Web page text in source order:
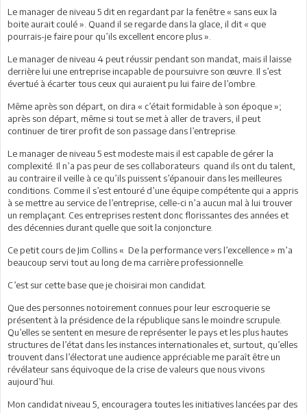
Le manager de niveau 5 dit en regardant par la fenêtre « sans eux la
boite aurait coulé ». Quand il se regarde dans la glace, il dit « que
pourrais-je faire pour qu’ils excellent encore plus ».
Le manager de niveau 4 peut réussir pendant son mandat, mais il laisse
derrière lui une entreprise incapable de poursuivre son œuvre. Il s’est
évertué à écarter tous ceux qui auraient pu lui faire de l’ombre.
Même après son départ, on dira « c’était formidable à son époque »;
après son départ, même si tout se met à aller de travers, il peut
continuer de tirer profit de son passage dans l’entreprise.
Le manager de niveau 5 est modeste mais il est capable de gérer la
complexité. Il n’a pas peur de ses collaborateurs quand ils ont du talent,
au contraire il veille à ce qu’ils puissent s’épanouir dans les meilleures
conditions. Comme il s’est entouré d’une équipe compétente qui a appris
à se mettre au service de l’entreprise, celle-ci n’a aucun mal à lui trouver
un remplaçant. Ces entreprises restent donc florissantes des années et
des décennies durant quelle que soit la conjoncture.
Ce petit cours de Jim Collins « De la performance vers l’excellence » m’a
beaucoup servi tout au long de ma carrière professionnelle.
C’est sur cette base que je choisirai mon candidat.
Que des personnes notoirement connues pour leur escroquerie se
présentent à la présidence de la république sans le moindre scrupule.
Qu’elles se sentent en mesure de représenter le pays et les plus hautes
structures de l’état dans les instances internationales et, surtout, qu’elles
trouvent dans l’électorat une audience appréciable me paraît être un
révélateur sans équivoque de la crise de valeurs que nous vivons
aujourd’hui.
Mon candidat niveau 5, encouragera toutes les initiatives lancées par des